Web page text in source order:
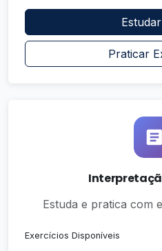
Praticar
Estuda e pratica com
Exercícios Disponíveis